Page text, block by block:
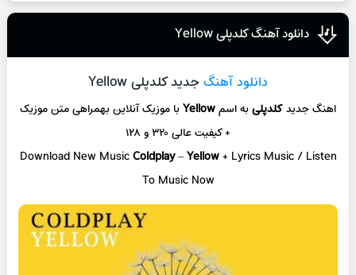
دانلود آهنگ کلدپلی Yellow
دانلود آهنگ جدید کلدپلی Yellow
اهنگ جدیدکلدپلیبه اسمYellowبا موزیک آنلاینبهمراهی متن موزیک
+ کیفیت عالی ۳۲۰ و ۱۲۸
Download New MusicColdplay–Yellow+ Lyrics Music / Listen
To Music Now